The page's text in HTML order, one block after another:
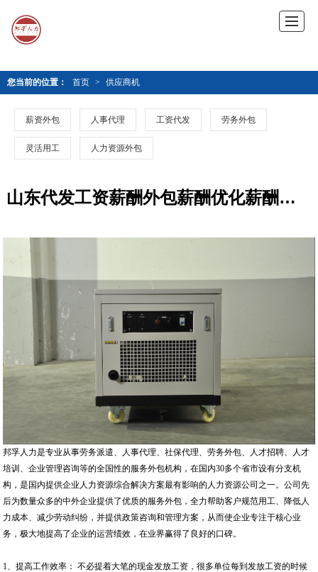
您当前的位置： 首页 > 供应商机
薪资外包 人事代理 工资代发 劳务外包
灵活用工 人力资源外包
山东代发工资薪酬外包薪酬优化薪酬管理
邦孚人力是专业从事劳务派遣、人事代理、社保代理、劳务外包、人才招聘、人才
培训、企业管理咨询等的全国性的服务外包机构，在国内30多个省市设有分支机
构，是国内提供企业人力资源综合解决方案最有影响的人力资源公司之一。公司先
后为数量众多的中外企业提供了优质的服务外包，全力帮助客户规范用工、降低人
力成本、减少劳动纠纷，并提供政策咨询和管理方案，从而使企业专注于核心业
务，极大地提高了企业的运营绩效，在业界赢得了良好的口碑。
1、提高工作效率： 不必提着大笔的现金发放工资，很多单位每到发放工资的时候